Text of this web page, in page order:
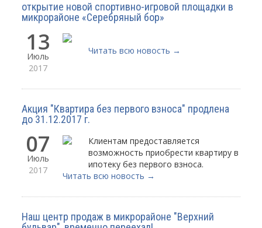
открытие новой спортивно-игровой площадки в
микрорайоне «Серебряный бор»
13
Июль
2017
Читать всю новость →
Акция "Квартира без первого взноса" продлена
до 31.12.2017 г.
07
Июль
2017
Клиентам предоставляется
возможность приобрести квартиру в
ипотеку без первого взноса.
Читать всю новость →
Наш центр продаж в микрорайоне "Верхний